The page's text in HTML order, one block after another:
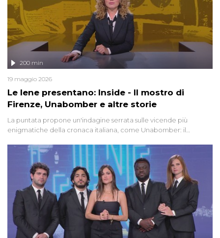
Le Iene presentano: Inside - Il mostro di
Firenze, Unabomber e altre storie
200 min
19 maggio 2026
La puntata propone un'indagine serrata sulle vicende più
enigmatiche della cronaca italiana, come Unabomber: il
'90 e il 2000 che, inquietantemente, potrebbe essere ancora in
libertà. Lo speciale affronta inoltre le zone d'ombra sul Mostro di
Firenze, le cui responsabilità appaiono ancora oggi avvolte in un
groviglio di dubbi mai chiariti. Nel corso dello speciale anche
l'intervista inedita a Olindo Romano, realizzata ne...